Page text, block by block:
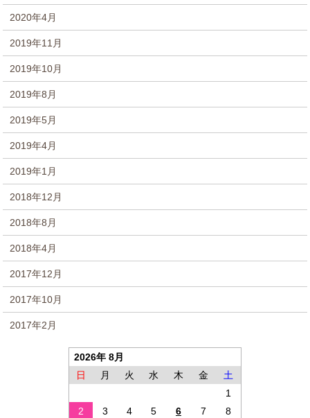
2020年4月
2019年11月
2019年10月
2019年8月
2019年5月
2019年4月
2019年1月
2018年12月
2018年8月
2018年4月
2017年12月
2017年10月
2017年2月
2026年 8月
日
月 火 水 木 金
土
1
2
3 4 5 6 7
8